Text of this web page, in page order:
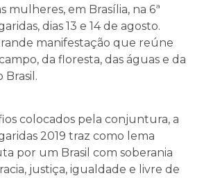
mulheres, em Brasília, na 6ª
dias 13 e 14 de agosto.
manifestação que reúne
da floresta, das águas e da
Brasil.
colocados pela conjuntura, a
2019 traz como lema
por um Brasil com soberania
justiça, igualdade e livre de